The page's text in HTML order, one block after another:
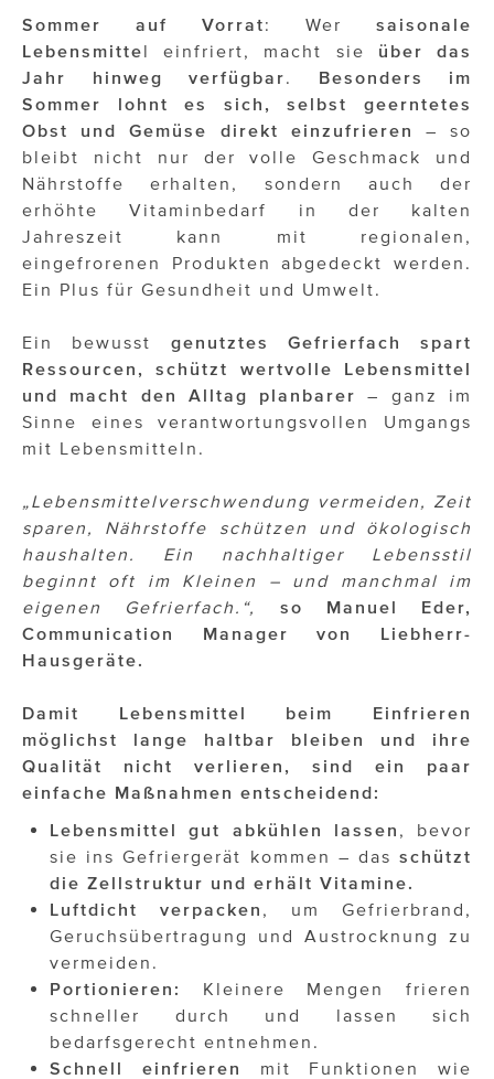
Sommer auf Vorrat: Wer saisonale
Lebensmittel einfriert, macht sie über das
Jahr hinweg verfügbar. Besonders im
Sommer lohnt es sich, selbst geerntetes
Obst und Gemüse direkt einzufrieren
– so
bleibt nicht nur der volle Geschmack und
Nährstoffe erhalten, sondern auch der
erhöhte Vitaminbedarf in der kalten
Jahreszeit kann mit regionalen,
eingefrorenen Produkten abgedeckt werden.
Ein Plus für Gesundheit und Umwelt.
Ein bewusst genutztes Gefrierfach spart
Ressourcen, schützt wertvolle Lebensmittel
und macht den Alltag planbarer
– ganz im
Sinne eines verantwortungsvollen Umgangs
mit Lebensmitteln.
„Lebensmittelverschwendung vermeiden, Zeit
sparen, Nährstoffe schützen und ökologisch
haushalten. Ein nachhaltiger Lebensstil
beginnt oft im Kleinen – und manchmal im
eigenen Gefrierfach.“,
so Manuel Eder,
Communication Manager von Liebherr-
Hausgeräte.
Damit Lebensmittel beim Einfrieren
möglichst lange haltbar bleiben und ihre
Qualität nicht verlieren, sind ein paar
einfache Maßnahmen entscheidend:
Lebensmittel gut abkühlen lassen , bevor
sie ins Gefriergerät kommen – das schützt
die Zellstruktur und erhält Vitamine.
Luftdicht verpacken , um Gefrierbrand,
Geruchsübertragung und Austrocknung zu
vermeiden.
Portionieren:
Kleinere Mengen frieren
schneller durch und lassen sich
bedarfsgerecht entnehmen.
Schnell einfrieren
mit Funktionen wie